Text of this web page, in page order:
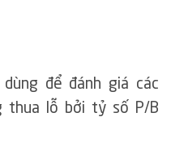
để đánh giá các
thua lỗ bởi tỷ số P/B